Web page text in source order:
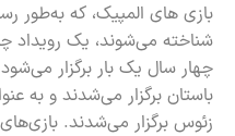
بازی های المپیک، که به‌طور
شناخته می‌شوند، یک رویداد
چهار سال یک بار برگزار
باستان برگزار می‌شدند و به